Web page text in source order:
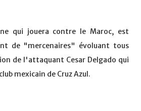
qui jouera contre le Maroc, est
de "mercenaires" évoluant tous
de l'attaquant Cesar Delgado qui
mexicain de Cruz Azul.